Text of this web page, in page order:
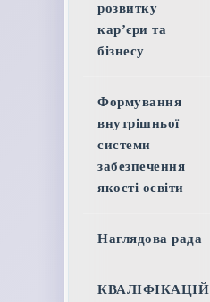
розвитку
кар’єри та
бізнесу
Формування
внутрішньої
системи
забезпечення
якості освіти
Наглядова рада
КВАЛІФІКАЦІЙ